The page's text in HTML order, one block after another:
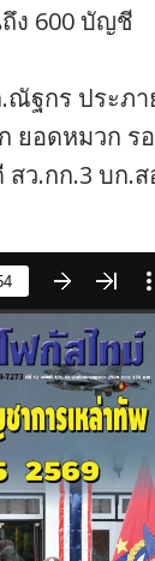
ง 600 บัญชี
ฐกร ประภ
อดหมวก ร
ว.กก.3 บก.